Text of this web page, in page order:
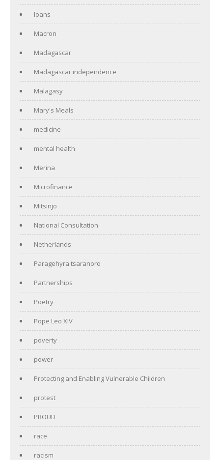
loans
Macron
Madagascar
Madagascar independence
Malagasy
Mary's Meals
medicine
mental health
Merina
Microfinance
Mitsinjo
National Consultation
Netherlands
Paragehyra tsaranoro
Partnerships
Poetry
Pope Leo XIV
poverty
power
Protecting and Enabling Vulnerable Children
protest
PROUD
race
racism